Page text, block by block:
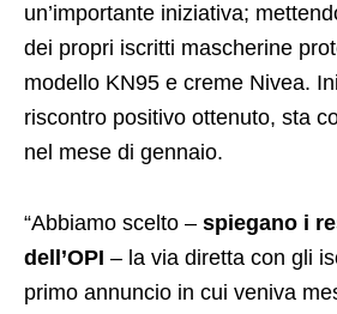
un’importante iniziativa;
dei propri iscritti mascherine
modello KN95 e creme Nivea.
riscontro positivo ottenuto, sta
nel mese di gennaio.
“Abbiamo scelto – spiegano i
dell’OPI – la via diretta con gli
primo annuncio in cui veniva